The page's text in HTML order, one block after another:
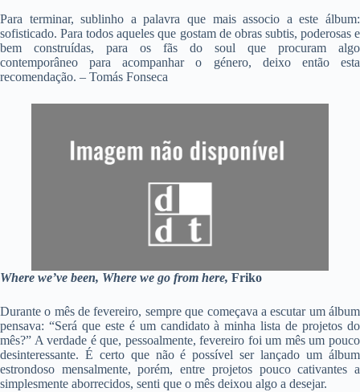
Para terminar, sublinho a palavra que mais associo a este álbum:
sofisticado. Para todos aqueles que gostam de obras subtis, poderosas e
bem construídas, para os fãs do soul que procuram algo
contemporâneo para acompanhar o género, deixo então esta
recomendação. – Tomás Fonseca
Where we’ve been, Where we go from here, Friko
Durante o mês de fevereiro, sempre que começava a escutar um álbum
pensava: “Será que este é um candidato à minha lista de projetos do
mês?” A verdade é que, pessoalmente, fevereiro foi um mês um pouco
desinteressante. É certo que não é possível ser lançado um álbum
estrondoso mensalmente, porém, entre projetos pouco cativantes a
simplesmente aborrecidos, senti que o mês deixou algo a desejar.